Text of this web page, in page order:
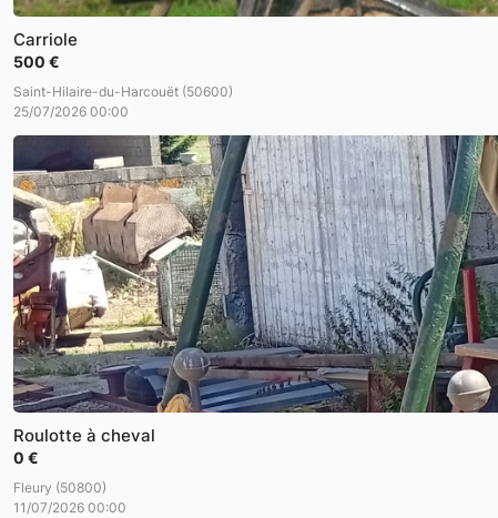
Carriole
500 €
Saint-Hilaire-du-Harcouët (50600)
25/07/2026 00:00
Roulotte à cheval
0 €
Fleury (50800)
11/07/2026 00:00